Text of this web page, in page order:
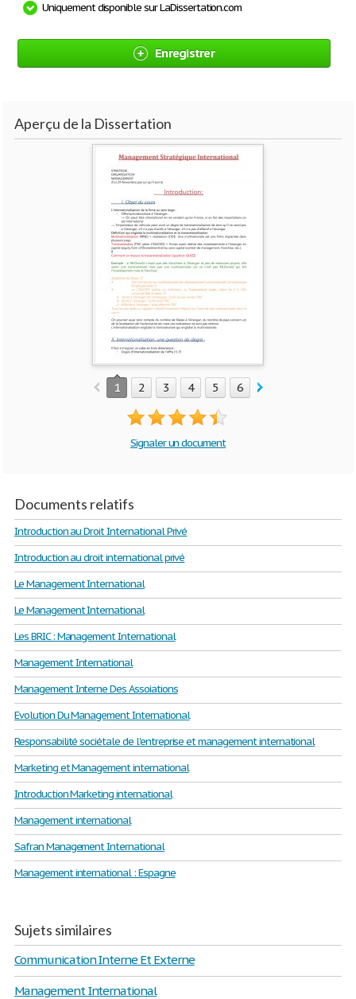
Uniquement disponible sur LaDissertation.com
Enregistrer
Aperçu de la Dissertation
1 2 3 4 5 6 7
Signaler un document
Documents relatifs
Introduction au Droit International Privé
Introduction au droit international privé
Le Management International
Le Management International
Les BRIC : Management International
Management International
Management Interne Des Assoiations
Evolution Du Management International
Responsabilité sociétale de l'entreprise et management international
Marketing et Management international
Introduction Marketing international
Management international
Safran Management International
Management international : Espagne
Sujets similaires
Communication Interne Et Externe
Management International